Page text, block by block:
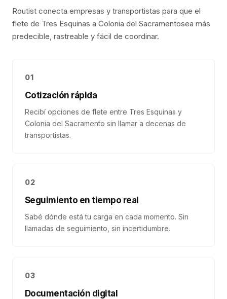
Routist conecta empresas y transportistas para que el
flete de Tres Esquinas a Colonia del Sacramentosea más
predecible, rastreable y fácil de coordinar.
01
Cotización rápida
Recibí opciones de flete entre Tres Esquinas y
Colonia del Sacramento sin llamar a decenas de
transportistas.
02
Seguimiento en tiempo real
Sabé dónde está tu carga en cada momento. Sin
llamadas de seguimiento, sin incertidumbre.
03
Documentación digital